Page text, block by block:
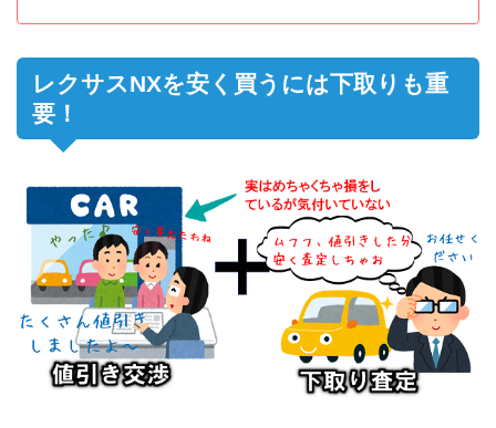
レクサスNXを安く買うには下取りも重
要！